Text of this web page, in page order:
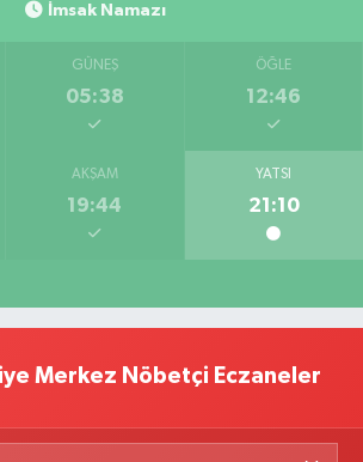
İmsak Namazı
GÜNEŞ
05:38
ÖĞLE
12:46
AKŞAM
19:44
YATSI
21:10
Merkez Nöbetçi Eczaneler